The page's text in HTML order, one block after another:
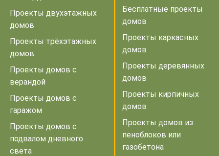
Проекты двухэтажных
домов
Проекты трёхэтажных
домов
Проекты домов с
верандой
Проекты домов с
гаражом
Проекты домов с
подвалом дневного
света
Бесплатные проекты
домов
Проекты каркасных
домов
Проекты деревянных
домов
Проекты кирпичных
домов
Проекты домов из
пеноблоков или
газобетона